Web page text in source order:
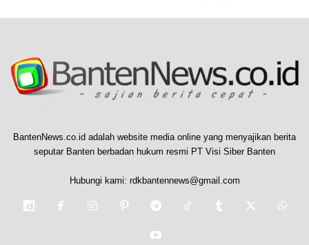
BantenNews.co.id adalah website media online yang menyajikan berita
seputar Banten berbadan hukum resmi PT Visi Siber Banten
Hubungi kami: rdkbantennews@gmail.com